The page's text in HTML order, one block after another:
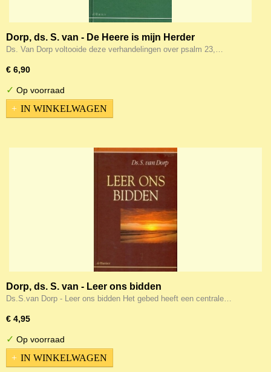
Dorp, ds. S. van - De Heere is mijn Herder
Ds. Van Dorp voltooide deze verhandelingen over psalm 23,…
€ 6,90
✓ Op voorraad
IN WINKELWAGEN
Dorp, ds. S. van - Leer ons bidden
Ds.S.van Dorp - Leer ons bidden Het gebed heeft een centrale…
€ 4,95
✓ Op voorraad
IN WINKELWAGEN